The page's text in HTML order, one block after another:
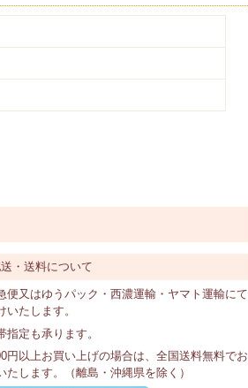
・送料について
便又はゆうパック・西濃運輸・ヤマト運輸にて
いたします。
指定も承ります。
円以上お買い上げの場合は、全国送料無料でお
たします。（離島・沖縄県を除く）